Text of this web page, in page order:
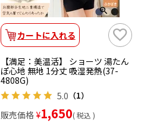
カートに入れる
【満足：美温活】 ショーツ 湯たん
ぽ心地 無地 1分丈 吸湿発熱(37-
4808G)
5.0 （1）
販売価格 ¥1,650 税込